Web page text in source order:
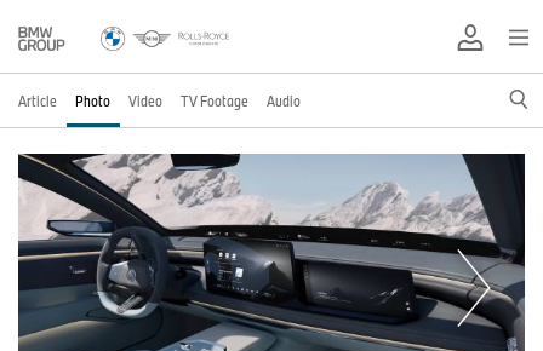
Article Photo Video TV Footage Audio